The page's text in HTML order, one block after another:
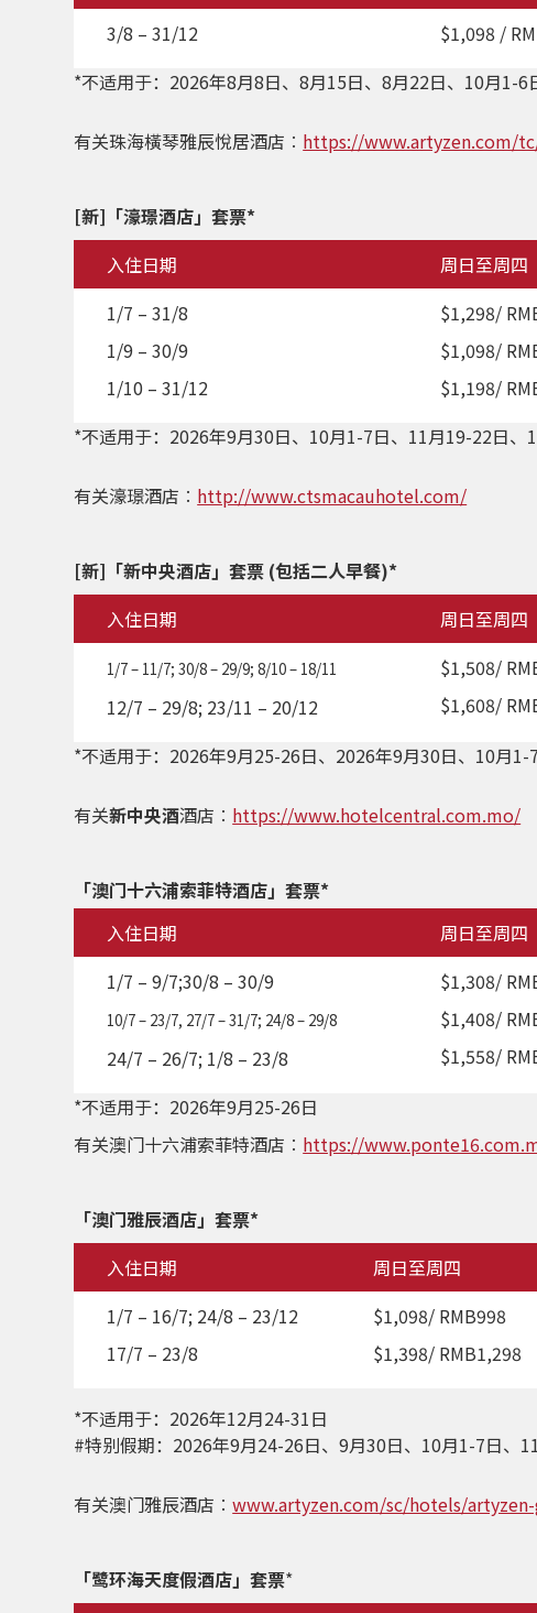
3/8 – 31/12
$1,098 /
*不适用于：2026年8月8日、8月15日、8月22日、10月1-
有关珠海橫琴雅辰悅居酒店︰ https://www.artyzen.com/
[新]「濠璟酒店」套票*
入住日期
周日至周四
1/7 – 31/8
1/9 – 30/9
1/10 – 31/12
$1,298/
$1,098/
$1,198/
*不适用于： 2026年9月30日、10月1-7日、11月19-22日、
有关濠璟酒店︰ http://www.ctsmacauhotel.com/
[新]「新中央酒店」套票 (包括二人早餐)*
入住日期
周日至周四
1/7 – 11/7; 30/8 – 29/9; 8/10 – 18/11
12/7 – 29/8; 23/11 – 20/12
$1,508/
$1,608/
*不适用于：2026年9月25-26日、2026年9月30日、10月
有关新中央酒酒店︰ https://www.hotelcentral.com.mo/
「澳门十六浦索菲特酒店」套票*
入住日期
周日至周四
1/7 – 9/7;30/8 – 30/9
10/7 – 23/7, 27/7 – 31/7; 24/8 – 29/8
24/7 – 26/7; 1/8 – 23/8
$1,308/
$1,408/
$1,558/
*不适用于：2026年9月25-26日
有关澳门十六浦索菲特酒店︰ https://
「澳门雅辰酒店」套票*
入住日期
周日至周四
1/7 – 16/7; 24/8 – 23/12
17/7 – 23/8
$1,098/ RMB998
$1,398/ RMB1,298
*不适用于：2026年12月24-31日
#特别假期： 2026年9月24-26日、9月30日、10月1-7日、
有关澳门雅辰酒店︰www.artyzen.com/sc/hotels/
「鹭环海天度假酒店」套票*